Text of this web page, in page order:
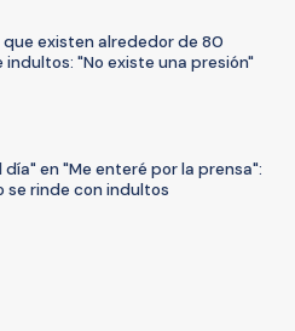
existen alrededor de 80
"No existe una presión"
día" en "Me enteré por la prensa":
se rinde con indultos